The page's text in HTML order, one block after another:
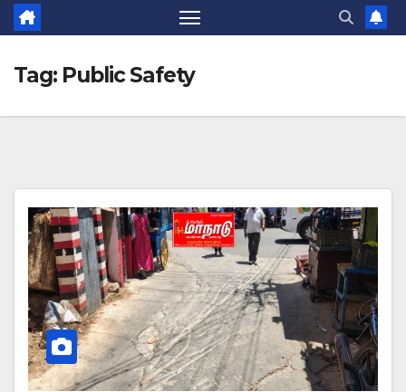
Tag: Public Safety